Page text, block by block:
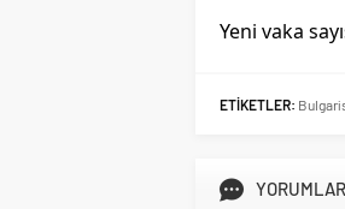
Yeni vaka
ETİKETLER:
YORUMLAR